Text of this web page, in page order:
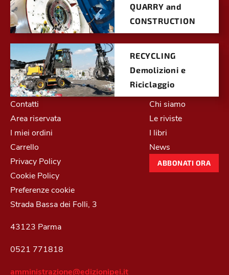
QUARRY and
CONSTRUCTION
RECYCLING
Demolizioni e
Riciclaggio
Contatti
Area riservata
I miei ordini
Carrello
Privacy Policy
Cookie Policy
Preferenze cookie
Chi siamo
Le riviste
I libri
News
ABBONATI ORA
Strada Bassa dei Folli, 3
43123 Parma
0521 771818
amministrazione@edizionipei.it